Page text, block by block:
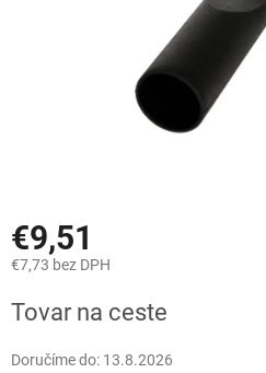
€9,51
€7,73 bez DPH
cena:
Tovar na ceste
Doručíme do: 13.8.2026